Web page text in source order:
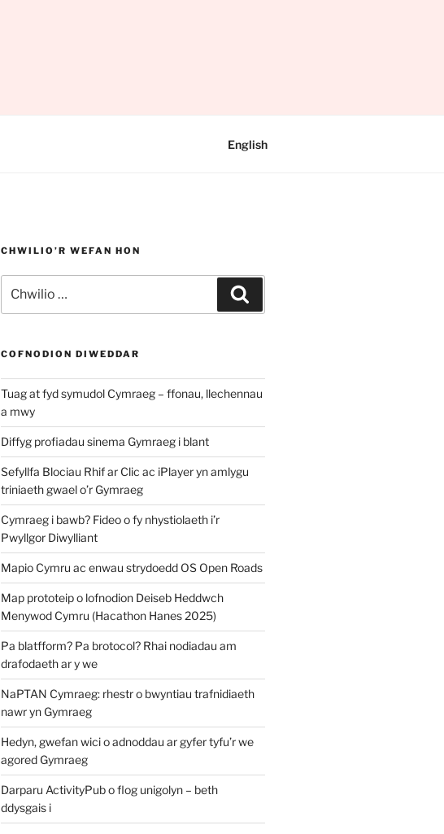
English
CHWILIO’R WEFAN HON
am:
COFNODION DIWEDDAR
Tuag at fyd symudol Cymraeg – ffonau, llechennau
a mwy
Diffyg profiadau sinema Gymraeg i blant
Sefyllfa Blociau Rhif ar Clic ac iPlayer yn amlygu
triniaeth gwael o’r Gymraeg
Cymraeg i bawb? Fideo o fy nhystiolaeth i’r
Pwyllgor Diwylliant
Mapio Cymru ac enwau strydoedd OS Open Roads
Map prototeip o lofnodion Deiseb Heddwch
Menywod Cymru (Hacathon Hanes 2025)
Pa blatfform? Pa brotocol? Rhai nodiadau am
drafodaeth ar y we
NaPTAN Cymraeg: rhestr o bwyntiau trafnidiaeth
nawr yn Gymraeg
Hedyn, gwefan wici o adnoddau ar gyfer tyfu’r we
agored Gymraeg
Darparu ActivityPub o flog unigolyn – beth
ddysgais i